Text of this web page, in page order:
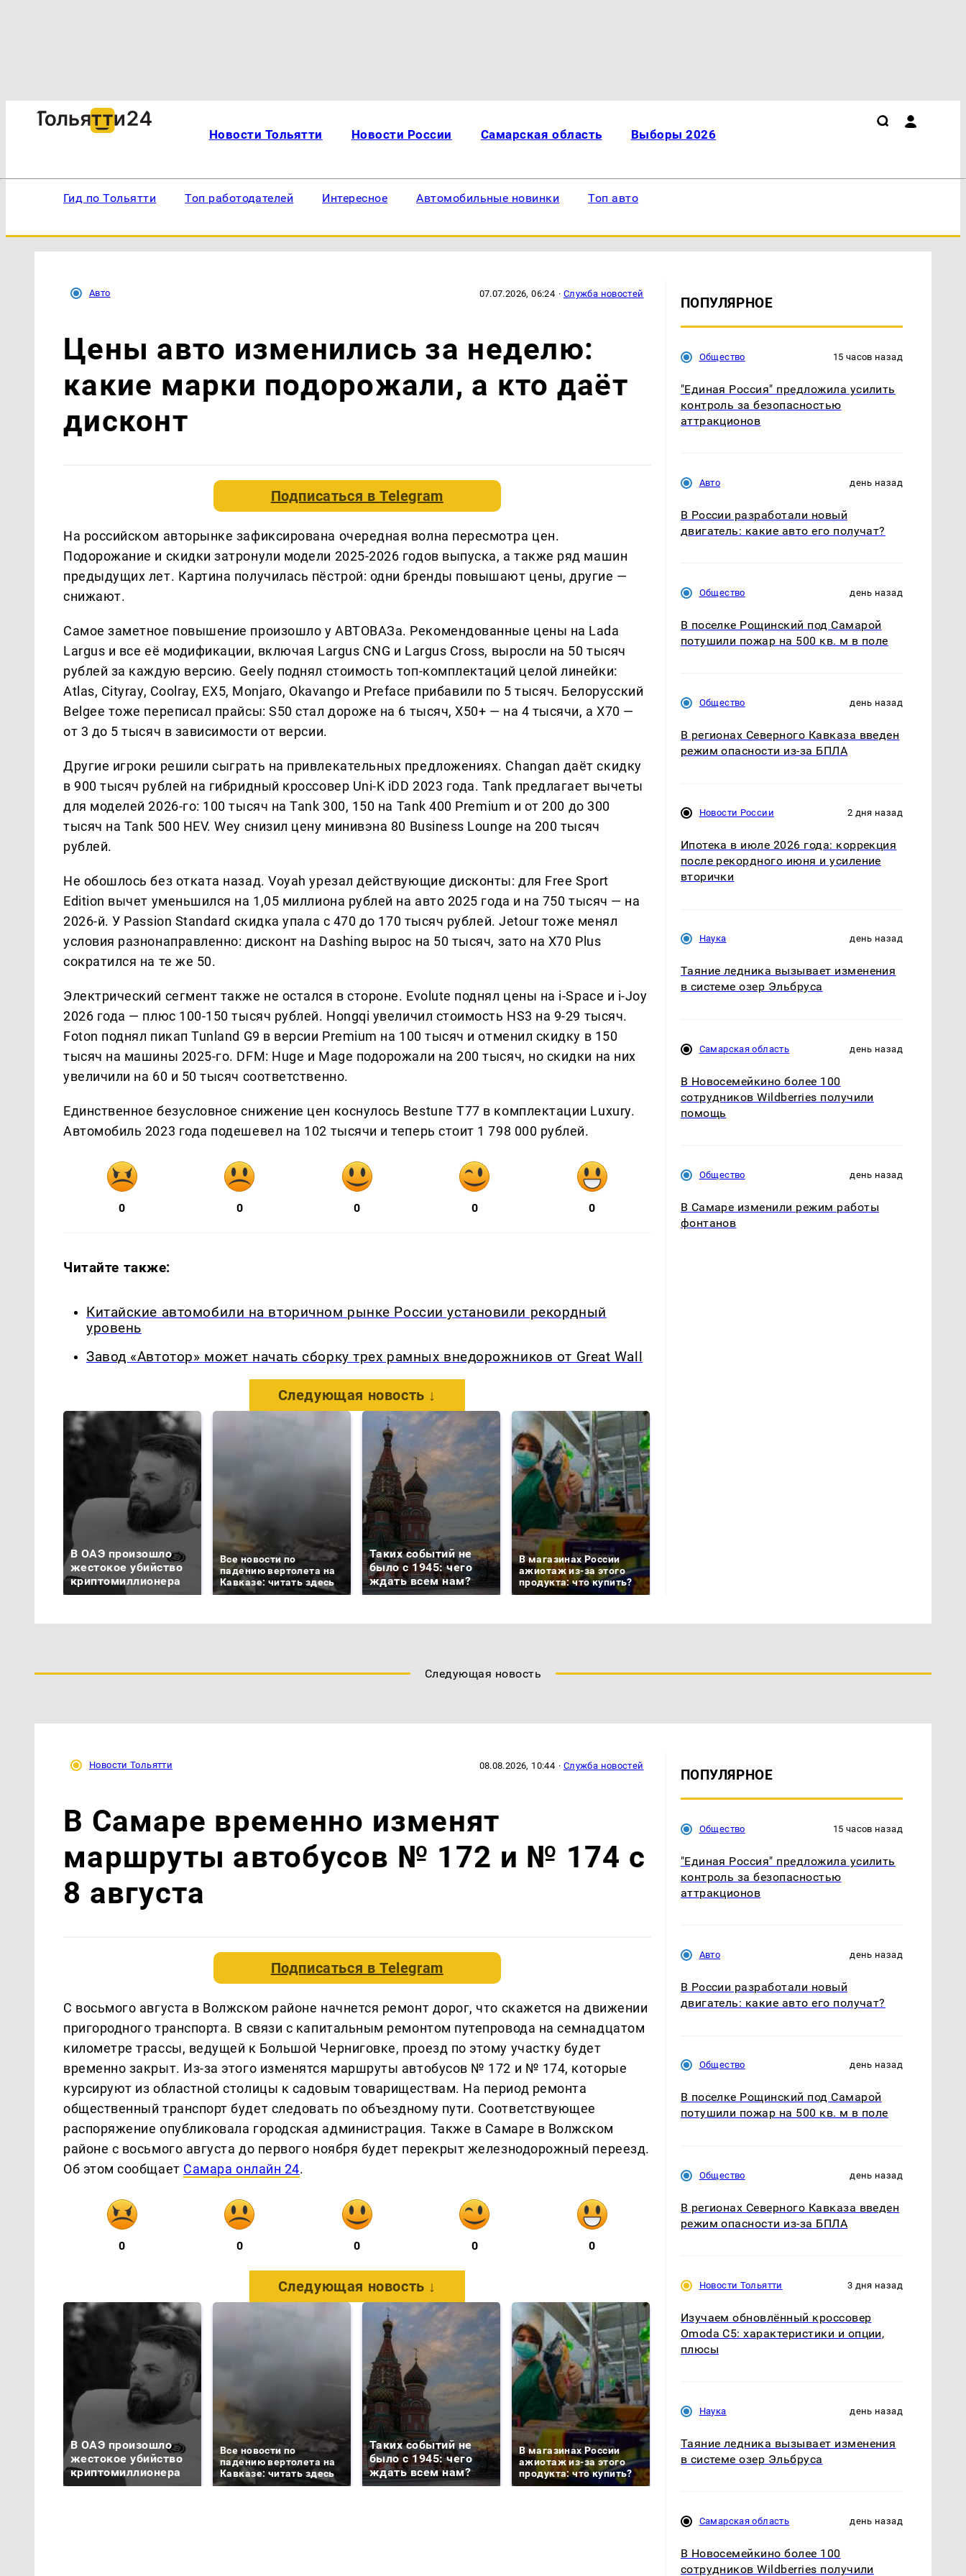
Новости Тольятти Новости России Самарская область Выборы 2026
Гид по Тольятти Топ работодателей Интересное Автомобильные новинки Топ авто
Авто 07.07.2026, 06:24 · Служба новостей
Цены авто изменились за неделю:
какие марки подорожали, а кто даёт
дисконт
Подписаться вTelegram
На российском авторынке зафиксирована очередная волна пересмотра цен.
Подорожание и скидки затронули модели 2025-2026 годов выпуска, а также ряд машин
предыдущих лет. Картина получилась пёстрой: одни бренды повышают цены, другие —
снижают.
Самое заметное повышение произошло у АВТОВАЗа. Рекомендованные цены на Lada
Largus и все её модификации, включая Largus CNG и Largus Cross, выросли на 50 тысяч
рублей за каждую версию. Geely поднял стоимость топ-комплектаций целой линейки:
Atlas, Cityray, Coolray, EX5, Monjaro, Okavango и Preface прибавили по 5 тысяч. Белорусский
Belgee тоже переписал прайсы: S50 стал дороже на 6 тысяч, X50+ — на 4 тысячи, а X70 —
от 3 до 5 тысяч в зависимости от версии.
Другие игроки решили сыграть на привлекательных предложениях. Changan даёт скидку
в 900 тысяч рублей на гибридный кроссовер Uni-K iDD 2023 года. Tank предлагает вычеты
для моделей 2026-го: 100 тысяч на Tank 300, 150 на Tank 400 Premium и от 200 до 300
тысяч на Tank 500 HEV. Wey снизил цену минивэна 80 Business Lounge на 200 тысяч
рублей.
Не обошлось без отката назад. Voyah урезал действующие дисконты: для Free Sport
Edition вычет уменьшился на 1,05 миллиона рублей на авто 2025 года и на 750 тысяч — на
2026-й. У Passion Standard скидка упала с 470 до 170 тысяч рублей. Jetour тоже менял
условия разнонаправленно: дисконт на Dashing вырос на 50 тысяч, зато на X70 Plus
сократился на те же 50.
Электрический сегмент также не остался в стороне. Evolute поднял цены на i-Space и i-Joy
2026 года — плюс 100-150 тысяч рублей. Hongqi увеличил стоимость HS3 на 9-29 тысяч.
Foton поднял пикап Tunland G9 в версии Premium на 100 тысяч и отменил скидку в 150
тысяч на машины 2025-го. DFM: Huge и Mage подорожали на 200 тысяч, но скидки на них
увеличили на 60 и 50 тысяч соответственно.
Единственное безусловное снижение цен коснулось Bestune T77 в комплектации Luxury.
Автомобиль 2023 года подешевел на 102 тысячи и теперь стоит 1 798 000 рублей.
0 0 0 0 0
Читайте также:
Китайские автомобили на вторичном рынке России установили рекордный
уровень
Завод «Автотор» может начать сборку трех рамных внедорожников от Great Wall
Следующая новость ↓
В ОАЭ произошло
жестокое убийство
криптомиллионера
Все новости по
падению вертолета на
Кавказе: читать здесь
Таких событий не
было с 1945: чего
ждать всем нам?
В магазинах России
ажиотаж из-за этого
продукта: что купить?
ПОПУЛЯРНОЕ
Общество 15 часов назад
"Единая Россия" предложила усилить
контроль за безопасностью
аттракционов
Авто день назад
В России разработали новый
двигатель: какие авто его получат?
Общество день назад
В поселке Рощинский под Самарой
потушили пожар на 500 кв. м в поле
Общество день назад
В регионах Северного Кавказа введен
режим опасности из-за БПЛА
Новости России 2 дня назад
Ипотека в июле 2026 года: коррекция
после рекордного июня и усиление
вторички
Наука день назад
Таяние ледника вызывает изменения
в системе озер Эльбруса
Самарская область день назад
В Новосемейкино более 100
сотрудников Wildberries получили
помощь
Общество день назад
В Самаре изменили режим работы
фонтанов
Следующая новость
Новости Тольятти 08.08.2026, 10:44 · Служба новостей
В Самаре временно изменят
маршруты автобусов № 172 и № 174 с
8 августа
Подписаться вTelegram
С восьмого августа в Волжском районе начнется ремонт дорог, что скажется на движении
пригородного транспорта. В связи с капитальным ремонтом путепровода на семнадцатом
километре трассы, ведущей к Большой Черниговке, проезд по этому участку будет
временно закрыт. Из-за этого изменятся маршруты автобусов № 172 и № 174, которые
курсируют из областной столицы к садовым товариществам. На период ремонта
общественный транспорт будет следовать по объездному пути. Соответствующее
распоряжение опубликовала городская администрация. Также в Самаре в Волжском
районе с восьмого августа до первого ноября будет перекрыт железнодорожный переезд.
Об этом сообщает Самара онлайн 24.
0 0 0 0 0
Следующая новость ↓
В ОАЭ произошло
жестокое убийство
криптомиллионера
Все новости по
падению вертолета на
Кавказе: читать здесь
Таких событий не
было с 1945: чего
ждать всем нам?
В магазинах России
ажиотаж из-за этого
продукта: что купить?
полицейскую
машину напали и
Где будет встреча
президентов США и
ПОПУЛЯРНОЕ
Общество 15 часов назад
"Единая Россия" предложила усилить
контроль за безопасностью
аттракционов
Авто день назад
В России разработали новый
двигатель: какие авто его получат?
Общество день назад
В поселке Рощинский под Самарой
потушили пожар на 500 кв. м в поле
Общество день назад
В регионах Северного Кавказа введен
режим опасности из-за БПЛА
Новости Тольятти 3 дня назад
Изучаем обновлённый кроссовер
Omoda C5: характеристики и опции,
плюсы
Наука день назад
Таяние ледника вызывает изменения
в системе озер Эльбруса
Самарская область день назад
В Новосемейкино более 100
сотрудников Wildberries получили